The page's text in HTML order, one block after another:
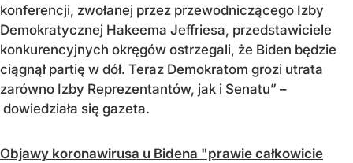
konferencji, zwołanej przez przewodniczącego Izby
Demokratycznej Hakeema Jeffriesa, przedstawiciele
konkurencyjnych okręgów ostrzegali, że Biden będzie
ciągnął partię w dół. Teraz Demokratom grozi utrata
zarówno Izby Reprezentantów, jak i Senatu” –
dowiedziała się gazeta.
Objawy koronawirusa u Bidena "prawie całkowicie